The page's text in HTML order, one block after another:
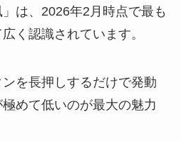
は、2026年2月時点で最も
く認識されています。
を長押しするだけで発動
めて低いのが最大の魅力